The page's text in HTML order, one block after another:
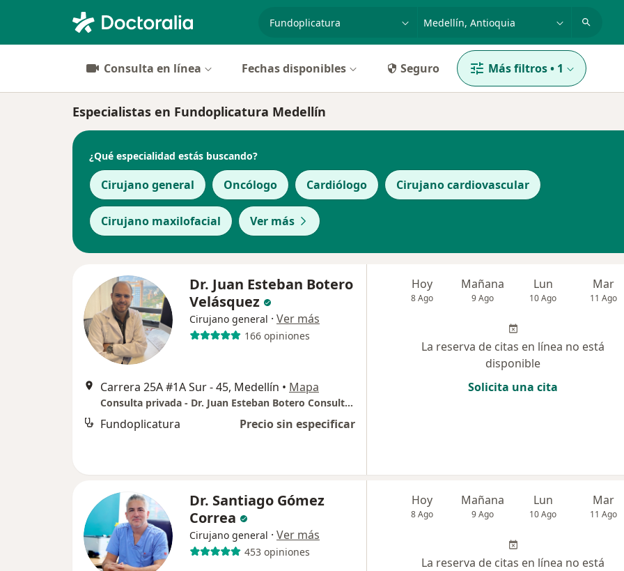
p. ej. Bogotá
Consulta en línea Fechas disponibles Seguro Más filtros• 1
Especialistas en Fundoplicatura Medellín
¿Qué especialidad estás buscando?
Cirujano general Oncólogo Cardiólogo Cirujano cardiovascular
Cirujano maxilofacial Ver más
Dr. Juan Esteban Botero
Velásquez
Cirujano general · Ver más
166 opiniones
Carrera 25A #1A Sur - 45, Medellín • Mapa
Consulta privada - Dr. Juan Esteban Botero Consultorio 1551
Fundoplicatura Precio sin especificar
Hoy
8 Ago
Mañana
9 Ago
Lun
10 Ago
Mar
11 Ago
La reserva de citas en línea no está
disponible
Solicita una cita
Dr. Santiago Gómez
Correa
Cirujano general · Ver más
453 opiniones
Hoy
8 Ago
Mañana
9 Ago
Lun
10 Ago
Mar
11 Ago
La reserva de citas en línea no está